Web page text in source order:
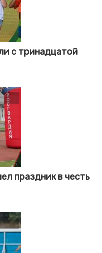
с тринадцатой
праздник в честь